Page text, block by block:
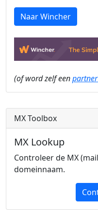
Naar Wincher
(of word zelf een
MX Toolbox
MX Lookup
Controleer de MX
domeinnaam.